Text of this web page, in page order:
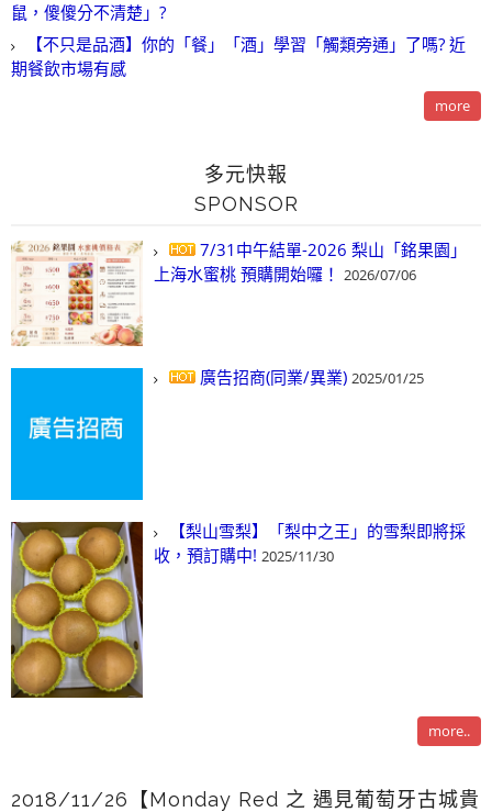
鼠，傻傻分不清楚」?
【不只是品酒】你的「餐」「酒」學習「觸類旁通」了嗎? 近
期餐飲市場有感
more
多元快報
SPONSOR
7/31中午結單-2026 梨山「銘果園」
上海水蜜桃 預購開始囉！ 2026/07/06
廣告招商(同業/異業) 2025/01/25
【梨山雪梨】「梨中之王」的雪梨即將採
收，預訂購中! 2025/11/30
more..
2018/11/26【Monday Red 之 遇見葡萄牙古城貴